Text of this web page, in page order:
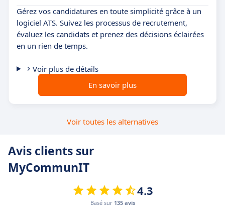
Gérez vos candidatures en toute simplicité grâce à un
logiciel ATS. Suivez les processus de recrutement,
évaluez les candidats et prenez des décisions éclairées
en un rien de temps.
Voir plus de détails
En savoir plus
Voir toutes les alternatives
Avis clients sur
MyCommunIT
4.3
Basé sur 135 avis